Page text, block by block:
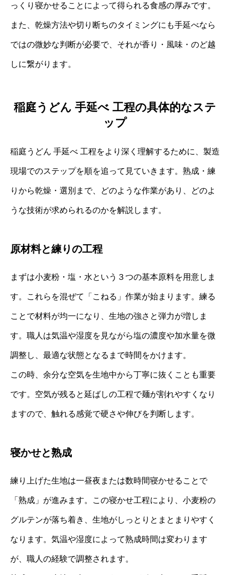
っくり寝かせることによって得られる食感の厚みです。
また、乾燥方法や切り断ちのタイミングにも手延べなら
ではの微妙な判断が必要で、それが香り・風味・のど越
しに繋がります。
稲庭うどん 手延べ 工程の具体的なステ
ップ
稲庭うどん 手延べ 工程をより深く理解するために、製造
現場でのステップを順を追って見ていきます。熟成・練
りから乾燥・選別まで、どのような作業があり、どのよ
うな技術が求められるのかを解説します。
原材料と練りの工程
まずは小麦粉・塩・水という３つの基本原料を用意しま
す。これらを混ぜて「こねる」作業が始まります。練る
ことで材料が均一になり、生地の強さと弾力が増しま
す。職人は気温や湿度を見ながら塩の濃度や加水量を微
調整し、最適な状態となるまで時間をかけます。
この時、余分な空気を生地中から丁寧に抜くことも重要
です。空気が残ると延ばしの工程で麺が割れやすくなり
ますので、触れる感覚で硬さや伸びを判断します。
寝かせと熟成
練り上げた生地は一昼夜または数時間寝かせることで
「熟成」が進みます。この寝かせ工程により、小麦粉の
グルテンが落ち着き、生地がしっとりとまとまりやすく
なります。気温や湿度によって熟成時間は変わります
が、職人の経験で調整されます。